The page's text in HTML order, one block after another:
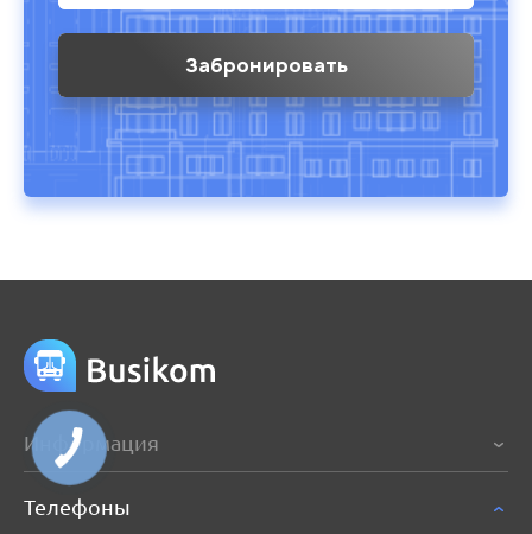
Информация
Телефоны